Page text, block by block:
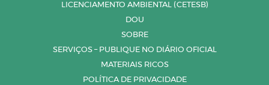
LICENCIAMENTO AMBIENTAL (CETESB)
DOU
SOBRE
SERVIÇOS – PUBLIQUE NO DIÁRIO OFICIAL
MATERIAIS RICOS
POLÍTICA DE PRIVACIDADE